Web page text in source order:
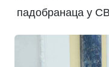
падобранаца у